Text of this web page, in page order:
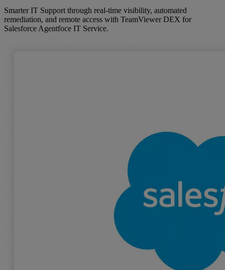
Smarter IT Support through real‑time visibility, automated
remediation, and remote access with TeamViewer DEX for
Salesforce Agentfoce IT Service.